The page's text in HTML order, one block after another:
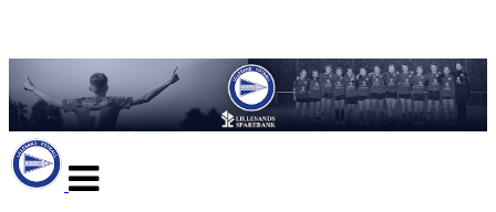
navigasjon